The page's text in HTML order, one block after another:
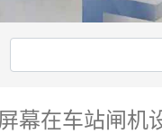
幕在车站闸机